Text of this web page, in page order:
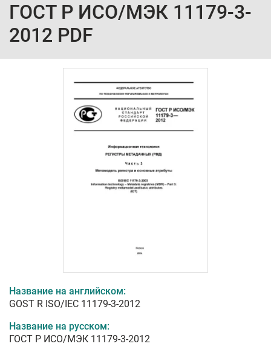
ГОСТ Р ИСО/МЭК 11179-3-
2012 PDF
Название на английском:
GOST R ISO/IEC 11179-3-2012
Название на русском:
ГОСТ Р ИСО/МЭК 11179-3-2012